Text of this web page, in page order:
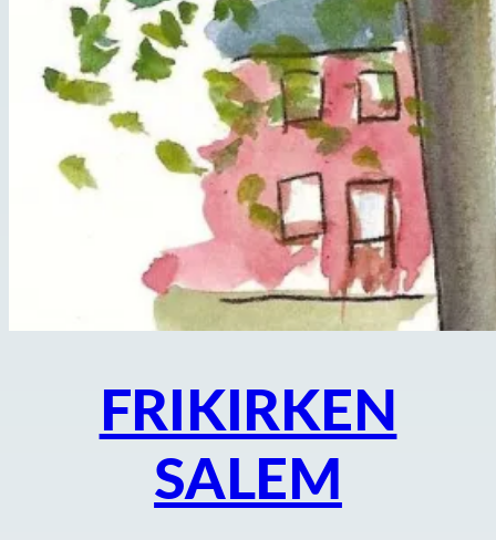
FRIKIRKEN
SALEM